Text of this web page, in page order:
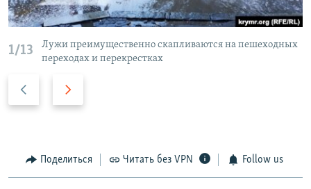
1/13
Лужи преимущественно скапливаются на пешеходных
переходах и перекрестках
Поделиться Читать без VPN Follow us